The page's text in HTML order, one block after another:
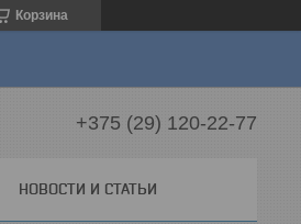
Корзина
+375 (29) 120-22-77
НОВОСТИ И СТАТЬИ